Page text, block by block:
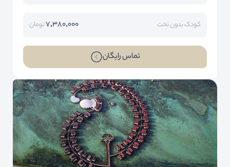
کودک بدون تخت 7,380,000تومان
تماس رایگان